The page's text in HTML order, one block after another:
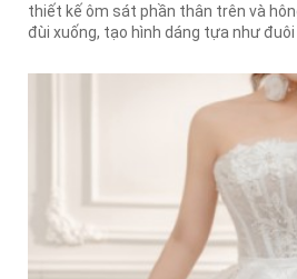
thiết kế ôm sát phần thân trên và
đùi xuống, tạo hình dáng tựa như